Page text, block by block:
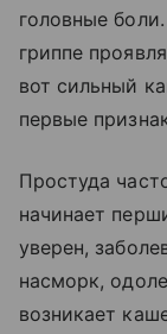
головные
гриппе
вот сильный
первые
Простуда
начинает
уверен,
насморк,
возникает